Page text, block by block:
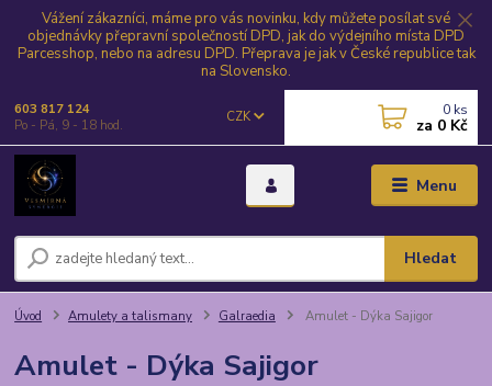
Vážení zákazníci, máme pro vás novinku, kdy můžete posílat své
objednávky přepravní společností DPD, jak do výdejního místa DPD
Parcesshop, nebo na adresu DPD. Přeprava je jak v České republice tak
na Slovensko.
Menu
CZK
Hledat
603 817 124
Po - Pá, 9 - 18 hod.
0 ks
za 0 Kč
Úvod Amulety a talismany Galraedia Amulet - Dýka Sajigor
Amulet - Dýka Sajigor